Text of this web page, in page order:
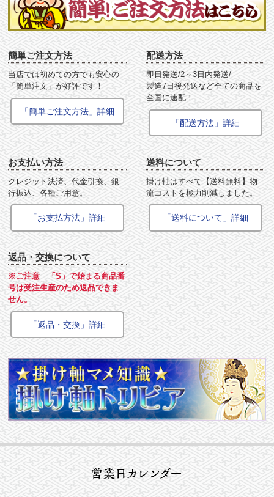
簡単ご注文方法
当店では初めての方でも安心の
「簡単注文」が好評です！
「簡単ご注文方法」詳細
配送方法
即日発送/2～3日内発送/
製造7日後発送など全ての商品を
全国に速配！
「配送方法」詳細
お支払い方法
クレジット決済、代金引換、銀
行振込、各種ご用意。
「お支払方法」詳細
送料について
掛け軸はすべて【送料無料】物
流コストを極力削減しました。
「送料について」詳細
返品・交換について
※ご注意 「S」で始まる商品番
号は受注生産のため返品できま
せん。
「返品・交換」詳細